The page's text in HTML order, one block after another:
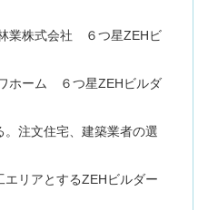
業株式会社 ６つ星ZEHビ
ホーム ６つ星ZEHビルダ
注文住宅、建築業者の選
リアとするZEHビルダー